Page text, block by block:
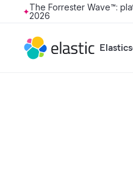
Skip to main content
The Forrester Wave™:
2026